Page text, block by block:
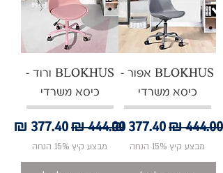
BLOKHUS אפור -
כיסא משרדי
מחיר רגילמחיר מבצע
מבצע קיץ 15% הנחה
BLOKHUS ורוד -
כיסא משרדי
מחיר רגילמחיר
מבצע קיץ 15% הנחה